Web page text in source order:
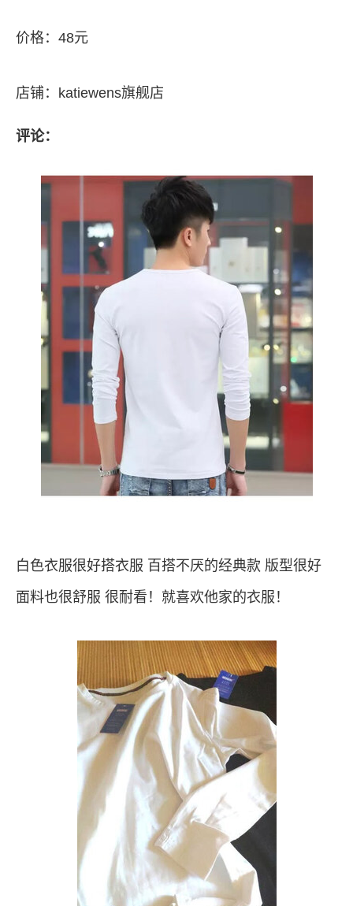
价格：48元
店铺：katiewens旗舰店
评论：
白色衣服很好搭衣服 百搭不厌的经典款 版型很好
面料也很舒服 很耐看！就喜欢他家的衣服！